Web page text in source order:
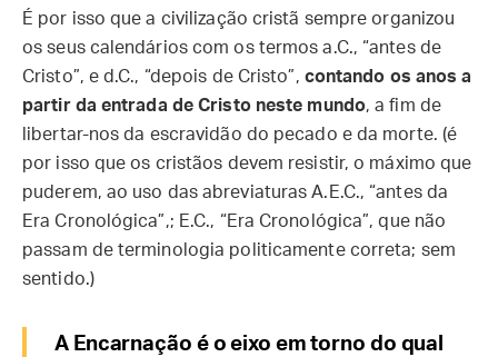
É por isso que a civilização cristã sempre organizou
os seus calendários com os termos a.C., “antes de
Cristo”, e d.C., “depois de Cristo”, contando os anos a
partir da entrada de Cristo neste mundo, a fim de
libertar-nos da escravidão do pecado e da morte. (é
por isso que os cristãos devem resistir, o máximo que
puderem, ao uso das abreviaturas A.E.C., “antes da
Era Cronológica”,; E.C., “Era Cronológica”, que não
passam de terminologia politicamente correta; sem
sentido.)
A Encarnação é o eixo em torno do qual